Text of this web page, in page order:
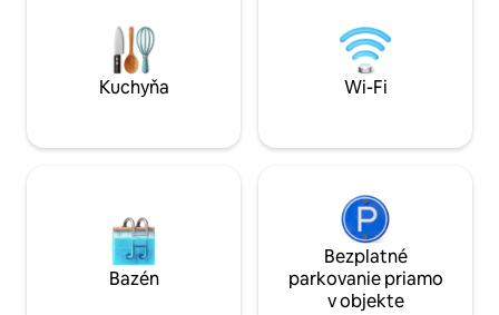
relaxačný pobyt,
svoju dovolenku!
Kuchyňa Wi-Fi
Bazén
Bezplatné
parkovanie priamo
v objekte